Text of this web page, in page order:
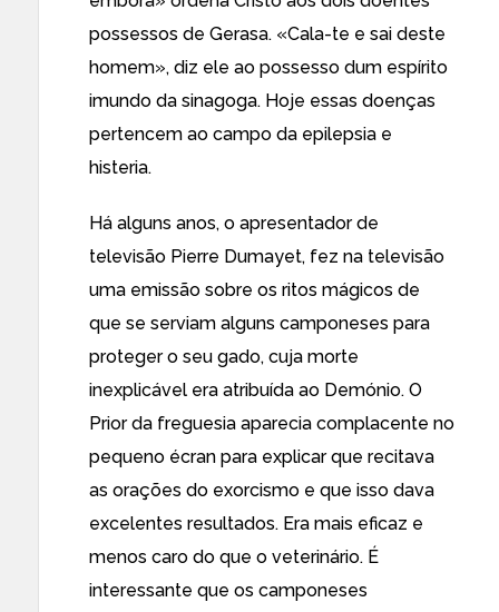
possessos de Gerasa. «Cala-te e sai deste
homem», diz ele ao possesso dum espírito
imundo da sinagoga. Hoje essas doenças
pertencem ao campo da epilepsia e
histeria.
Há alguns anos, o apresentador de
televisão Pierre Dumayet, fez na televisão
uma emissão sobre os ritos mágicos de
que se serviam alguns camponeses para
proteger o seu gado, cuja morte
inexplicável era atribuída ao Demónio. O
Prior da freguesia aparecia complacente no
pequeno écran para explicar que recitava
as orações do exorcismo e que isso dava
excelentes resultados. Era mais eficaz e
menos caro do que o veterinário. É
interessante que os camponeses